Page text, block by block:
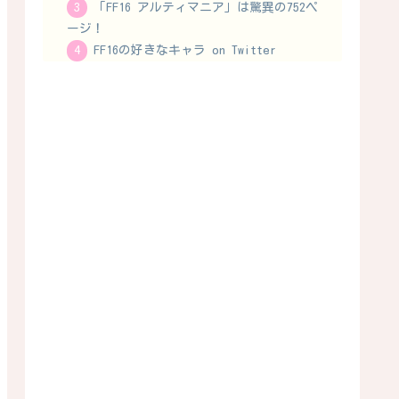
「FF16 アルティマニア」は驚異の752ペ
ージ！
FF16の好きなキャラ on Twitter